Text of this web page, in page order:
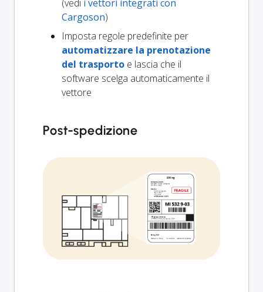
(vedi i vettori integrati con
Cargoson)
Imposta regole predefinite per
automatizzare la prenotazione
del trasporto e lascia che il
software scelga automaticamente il
vettore
Post-spedizione